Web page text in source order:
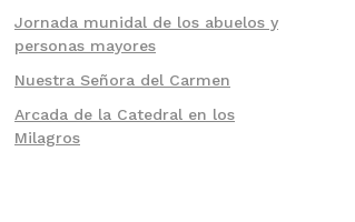
Jornada munidal de los abuelos y
personas mayores
Nuestra Señora del Carmen
Arcada de la Catedral en los
Milagros